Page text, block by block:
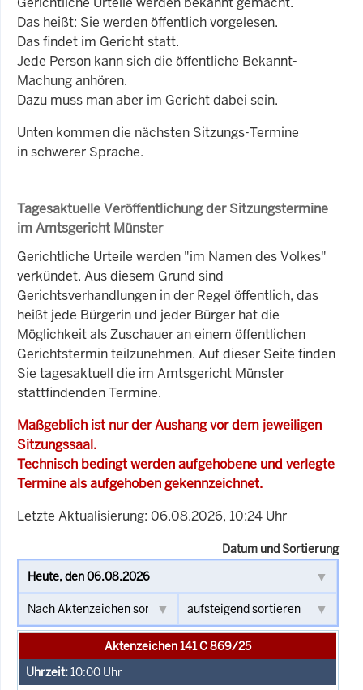
Das heißt: Sie werden öffentlich vorgelesen.
Das findet im Gericht statt.
Jede Person kann sich die öffentliche Bekannt-
Machung anhören.
Dazu muss man aber im Gericht dabei sein.
Unten kommen die nächsten Sitzungs-Termine
in schwerer Sprache.
Tagesaktuelle Veröffentlichung der Sitzungstermine
im Amtsgericht Münster
Gerichtliche Urteile werden "im Namen des Volkes"
verkündet. Aus diesem Grund sind
Gerichtsverhandlungen in der Regel öffentlich, das
heißt jede Bürgerin und jeder Bürger hat die
Möglichkeit als Zuschauer an einem öffentlichen
Gerichtstermin teilzunehmen. Auf dieser Seite finden
Sie tagesaktuell die im Amtsgericht Münster
stattfindenden Termine.
Maßgeblich ist nur der Aushang vor dem jeweiligen
Sitzungssaal.
Technisch bedingt werden aufgehobene und verlegte
Termine als aufgehoben gekennzeichnet.
Letzte Aktualisierung: 06.08.2026, 10:24 Uhr
Datum und Sortierung
Aktenzeichen 141 C 869/25
10:00 Uhr